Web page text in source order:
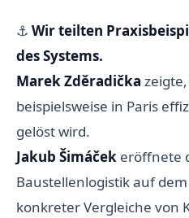
⚓️ Wir teilten
des Systems.
Marek Zděradička
beispielsweise in Paris
gelöst wird.
Jakub Šimáček eröffnete
Baustellenlogistik auf
konkreter Vergleiche von